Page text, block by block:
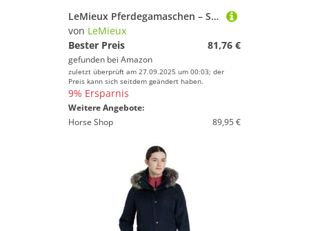
LeMieux Pferdegamaschen – Schutzausrüstung und Trainingsausrüstung – Pferdestiefel, Bandagen und Zubehör (Schwarz, Größe M)
von LeMieux
Bester Preis
81,76 €
gefunden bei Amazon
zuletzt überprüft am 27.09.2025 um 00:03; der
Preis kann sich seitdem geändert haben.
9% Ersparnis
Weitere Angebote:
Horse Shop
89,95 €